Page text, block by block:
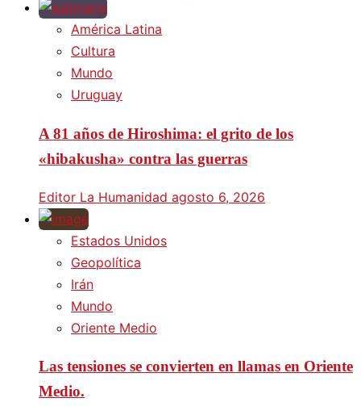
América Latina
Cultura
Mundo
Uruguay
A 81 años de Hiroshima: el grito de los
«hibakusha» contra las guerras
Editor La Humanidad agosto 6, 2026
Estados Unidos
Geopolítica
Irán
Mundo
Oriente Medio
Las tensiones se convierten en llamas en Oriente
Medio.